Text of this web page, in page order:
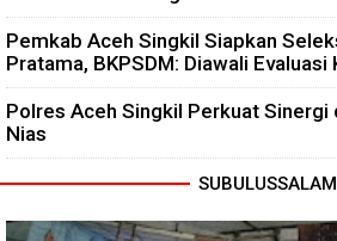
Pemkab Aceh Singkil Siapkan
Pratama, BKPSDM: Diawali Evaluasi
Polres Aceh Singkil Perkuat Sinergi
Nias
SUBULUSSALAM